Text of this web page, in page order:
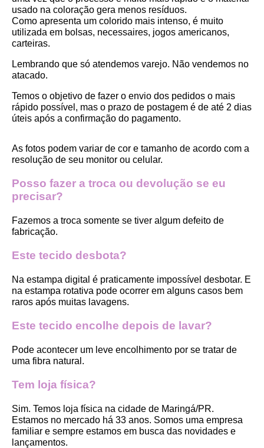
usado na coloração gera menos resíduos.
Como apresenta um colorido mais intenso, é muito
utilizada em bolsas, necessaires, jogos americanos,
carteiras.
Lembrando que só atendemos varejo. Não vendemos no
atacado.
Temos o objetivo de fazer o envio dos pedidos o mais
rápido possível, mas o prazo de postagem é de até 2 dias
úteis após a confirmação do pagamento.
As fotos podem variar de cor e tamanho de acordo com a
resolução de seu monitor ou celular.
Posso fazer a troca ou devolução se eu
precisar?
Fazemos a troca somente se tiver algum defeito de
fabricação.
Este tecido desbota?
Na estampa digital é praticamente impossível desbotar. E
na estampa rotativa pode ocorrer em alguns casos bem
raros após muitas lavagens.
Este tecido encolhe depois de lavar?
Pode acontecer um leve encolhimento por se tratar de
uma fibra natural.
Tem loja física?
Sim. Temos loja física na cidade de Maringá/PR.
Estamos no mercado há 33 anos. Somos uma empresa
familiar e sempre estamos em busca das novidades e
lançamentos.